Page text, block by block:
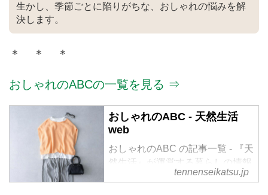
生かし、季節ごとに陥りがちな、おしゃれの悩みを解
決します。
＊ ＊ ＊
おしゃれのABCの一覧を見る ⇒
おしゃれのABC - 天然生活
web
おしゃれのABC の記事一覧 - 『天
然生活』が運営する暮らしの情報
サイト。食やファッション、暮ら
tennenseikatsu.jp